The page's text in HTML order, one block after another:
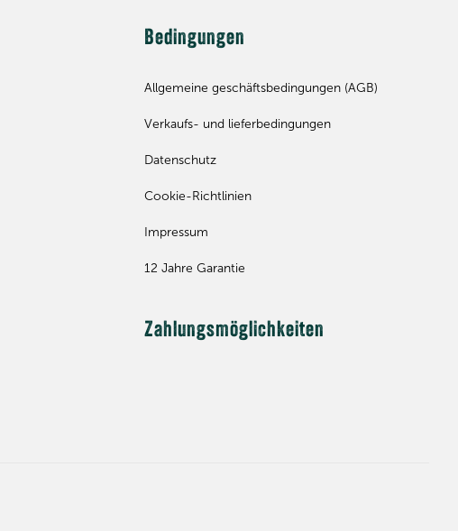
Bedingungen
Allgemeine geschäftsbedingungen (AGB)
Verkaufs- und lieferbedingungen
Datenschutz
Cookie-Richtlinien
Impressum
12 Jahre Garantie
Zahlungsmöglichkeiten